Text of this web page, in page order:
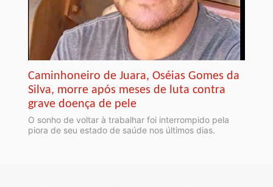
Caminhoneiro de Juara, Oséias Gomes da
Silva, morre após meses de luta contra
grave doença de pele
O sonho de voltar à trabalhar foi interrompido pela
piora de seu estado de saúde nos últimos dias.